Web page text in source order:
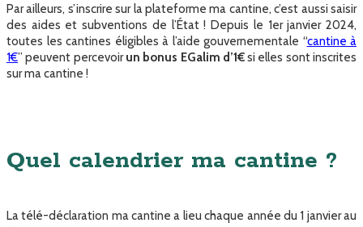
Par ailleurs, s’inscrire sur la plateforme ma cantine, c’est aussi saisir
des aides et subventions de l’État ! Depuis le 1er janvier 2024,
toutes les cantines éligibles à l’aide gouvernementale “cantine à
1€” peuvent percevoirun bonus EGalim d’1€si elles sont inscrites
sur ma cantine !
Quel calendrier ma cantine ?
‍La télé-déclaration ma cantine a lieu chaque année du 1 janvier au